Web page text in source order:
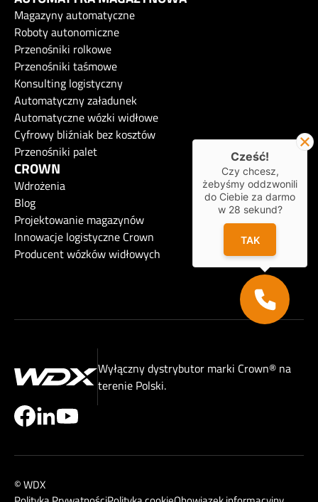
Magazyny automatyczne
Roboty autonomiczne
Przenośniki rolkowe
Przenośniki taśmowe
Konsulting logistyczny
Automatyczny załadunek
Automatyczne wózki widłowe
Cyfrowy bliźniak bez kosztów
Przenośniki palet
CROWN
Wdrożenia
Blog
Projektowanie magazynów
Innowacje logistyczne Crown
Producent wózków widłowych
Wyłączny dystrybutor marki Crown® na
terenie Polski.
© WDX
Cześć!
Czy chcesz,
żebyśmy oddzwonili
do Ciebie za darmo
w 28 sekund?
TAK